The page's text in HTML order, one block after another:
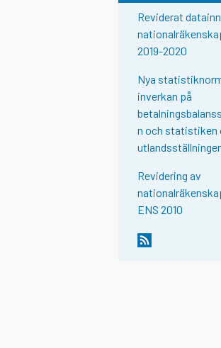
Reviderat
2019-2020
Nya
inverkan på
n och statistiken
Revidering av
ENS 2010